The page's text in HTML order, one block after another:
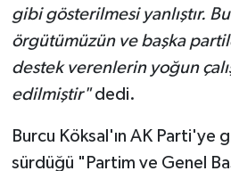
gibi gösterilmesi yanlıştır.
örgütümüzün ve başka
destek verenlerin yoğun
edilmiştir"dedi.
Burcu Köksal'ın AK Parti'ye
sürdüğü "Partim ve Genel